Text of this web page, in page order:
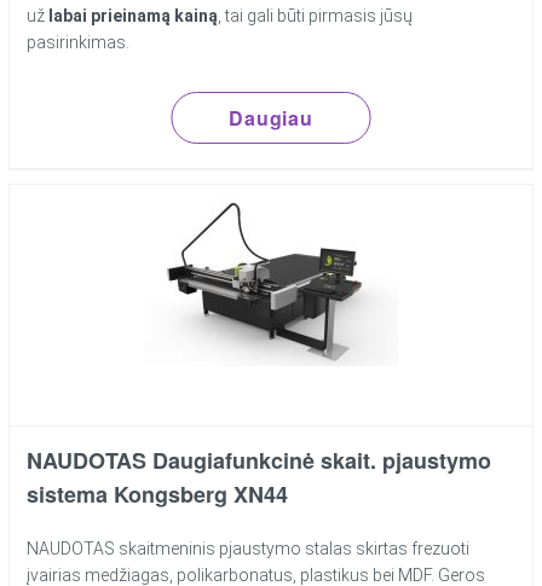
už labai prieinamą kainą , tai gali būti pirmasis jūsų
pasirinkimas.
Daugiau
NAUDOTAS Daugiafunkcinė skait. pjaustymo
sistema Kongsberg XN44
NAUDOTAS skaitmeninis pjaustymo stalas skirtas frezuoti
įvairias medžiagas, polikarbonatus, plastikus bei MDF. Geros